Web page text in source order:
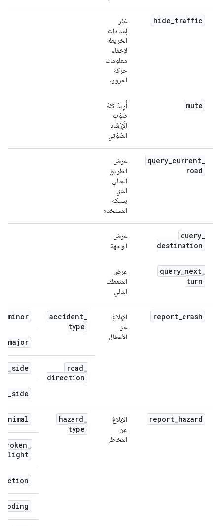
hide traffic
غيِّر
إعدادات
الخريطة
لإخفاء
معلومات
حركة
المرور.
mute
أُرِيدْ كَتْمْ
صَوْتِ
الْإِرْشَادِ
الصَّوْتِي
query current
road
عرض
الطريق
الحالي
الذي
يسلكه
المستخدم
query
destination
عرض
الوجهة
query next
turn
عرض
المنعطف
التالي
report crash
الإبلاغ
عن
الأعطال
accident
type
minor
major
road
direction
side
side
report hazard
الإبلاغ
عن
المخاطر
hazard
type
animal
broken
light